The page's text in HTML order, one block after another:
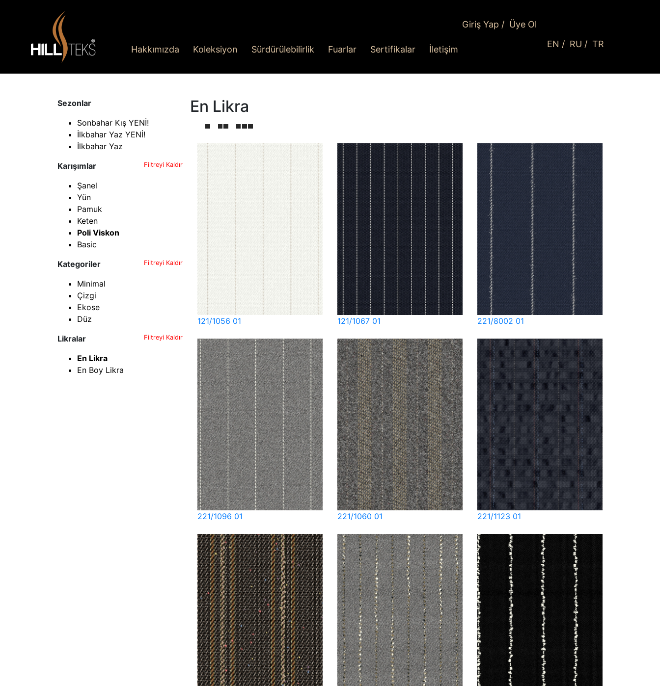
Hakkımızda Koleksiyon Sürdürülebilirlik Fuarlar Sertifikalar İletişim
Giriş Yap / Üye Ol
EN / RU / TR
Sezonlar
Sonbahar Kış YENİ!
İlkbahar Yaz YENİ!
İlkbahar Yaz
Karışımlar
Filtreyi Kaldır
Şanel
Yün
Pamuk
Keten
Poli Viskon
Basic
Kategoriler
Filtreyi Kaldır
Minimal
Çizgi
Ekose
Düz
Likralar
Filtreyi Kaldır
En Likra
En Boy Likra
En Likra
121/1056 01 121/1067 01 221/8002 01
221/1096 01 221/1060 01 221/1123 01